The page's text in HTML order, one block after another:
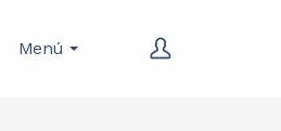
Menú